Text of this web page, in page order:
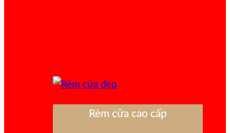
Rèm cửa cao cấp